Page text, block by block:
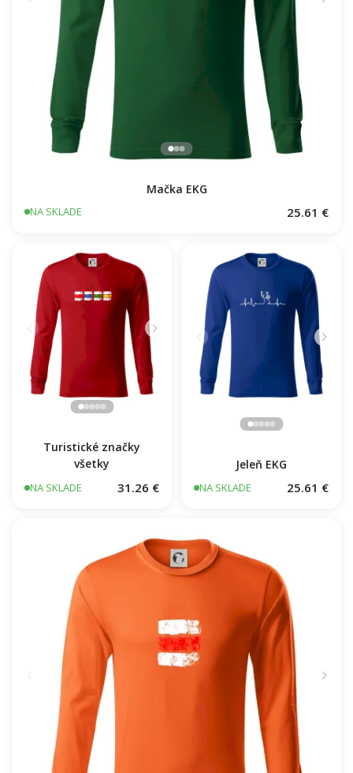
Mačka EKG
NA SKLADE 25.61 €
Turistické značky
všetky
NA SKLADE 31.26 €
Jeleň EKG
NA SKLADE 25.61 €